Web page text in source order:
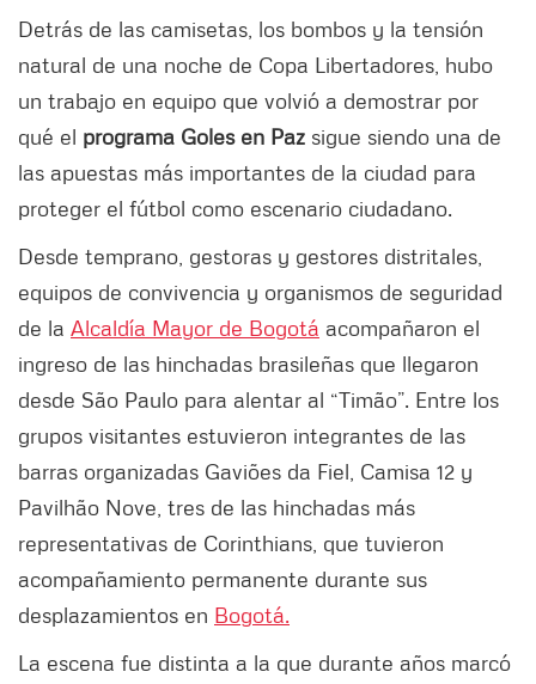
Detrás de las camisetas, los bombos y la tensión
natural de una noche de Copa Libertadores, hubo
un trabajo en equipo que volvió a demostrar por
qué el programa Goles en Paz sigue siendo una de
las apuestas más importantes de la ciudad para
proteger el fútbol como escenario ciudadano.
Desde temprano, gestoras y gestores distritales,
equipos de convivencia y organismos de seguridad
de la Alcaldía Mayor de Bogotá acompañaron el
ingreso de las hinchadas brasileñas que llegaron
desde São Paulo para alentar al “Timão”. Entre los
grupos visitantes estuvieron integrantes de las
barras organizadas Gaviões da Fiel, Camisa 12 y
Pavilhão Nove, tres de las hinchadas más
representativas de Corinthians, que tuvieron
acompañamiento permanente durante sus
desplazamientos en Bogotá.
La escena fue distinta a la que durante años marcó